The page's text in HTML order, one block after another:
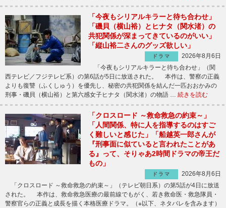
「今夜もシリアルキラーと待ち合わせ」
「磯貝（横山裕）とヒナタ（関水渚）の
共犯関係が深まってきているのがいい」
「縦山裕二さんのグッズ欲しい」
ドラマ
2026年8月6日
「今夜もシリアルキラーと待ち合わせ」（関
西テレビ／フジテレビ系）の第6話が5日に放送された。 本作は、警察の正義
よりも復讐（ふくしゅう）を優先し、秘密の共犯関係を結んだ一匹おおかみの
刑事・磯貝（横山裕）と第六感女子ヒナタ（関水渚）の物語 … 続きを読む
「クロスロード ～救命救急の約束～」
「人間関係、特に人を指導するのはすご
く難しいと感じた」「船越英一郎さんが
『刑事面に似ていると言われたことがあ
る』って、そりゃあ2時間ドラマの帝王だ
もの」
ドラマ
2026年8月6日
「クロスロード ～救命救急の約束～」（テレビ朝日系）の第5話が4日に放送
された。 本作は、救命救急医療の最前線でもがく、若き救命医・救急隊員・
警察官らの正義と成長を描く本格医療ドラマ。（※以下、ネタバレを含みます）